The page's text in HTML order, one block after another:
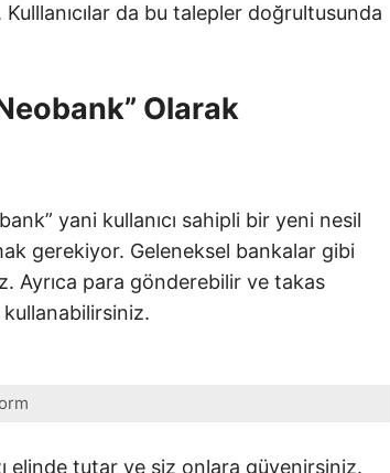
da bu talepler doğrultusunda
Olarak
yani kullanıcı sahipli bir yeni nesil
gerekiyor. Geleneksel bankalar gibi
Ayrıca para gönderebilir ve takas
elinde tutar ve siz onlara güvenirsiniz.